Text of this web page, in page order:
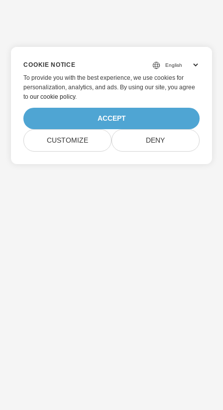
COOKIE NOTICE
To provide you with the best experience, we use cookies for
personalization, analytics, and ads. By using our site, you agree
toour cookie policy.
ACCEPT
CUSTOMIZE DENY